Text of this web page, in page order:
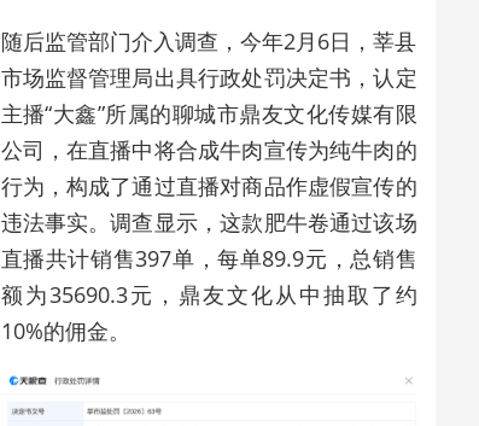
随后监管部门介入调查，今年2月6日，莘县
市场监督管理局出具行政处罚决定书，认定
主播“大鑫”所属的聊城市鼎友文化传媒有限
公司，在直播中将合成牛肉宣传为纯牛肉的
行为，构成了通过直播对商品作虚假宣传的
违法事实。调查显示，这款肥牛卷通过该场
直播共计销售397单，每单89.9元，总销售
额为35690.3元，鼎友文化从中抽取了约
10%的佣金。